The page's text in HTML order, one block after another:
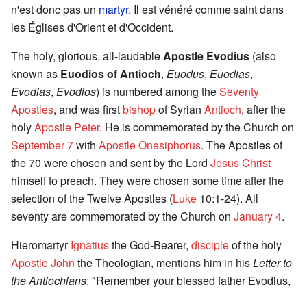
n'est donc pas un martyr. Il est vénéré comme saint dans
les Églises d'Orient et d'Occident.
The holy, glorious, all-laudable Apostle Evodius (also
known as Euodios of Antioch, Euodus, Euodias,
Evodias, Evodios) is numbered among theSeventy
Apostles, and was firstbishopof Syrian Antioch, after the
holyApostle Peter. He is commemorated by the Church on
September 7with Apostle Onesiphorus. The Apostles of
the 70 were chosen and sent by the Lord Jesus Christ
himself to preach. They were chosen some time after the
selection of the Twelve Apostles (Luke 10:1-24). All
seventy are commemorated by the Church on January 4.
HieromartyrIgnatiusthe God-Bearer, discipleof the holy
Apostle John the Theologian, mentions him in hisLetter to
the Antiochians: "Remember your blessed father Evodius,